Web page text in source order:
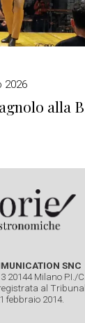
2026
alla
SNC
Milano P.I./
al
febbraio 2014.